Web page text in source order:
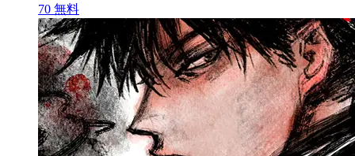
70 無料